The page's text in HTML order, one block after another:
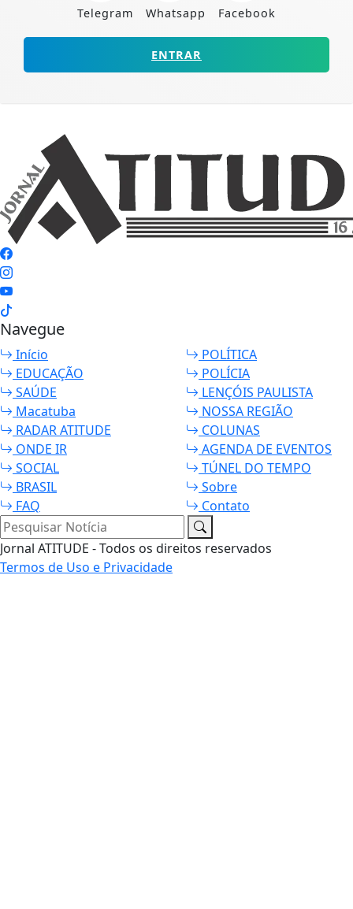
Telegram Whatsapp Facebook
ENTRAR
Navegue
Início
POLÍTICA
EDUCAÇÃO
POLÍCIA
SAÚDE
LENÇÓIS PAULISTA
Macatuba
NOSSA REGIÃO
RADAR ATITUDE
COLUNAS
ONDE IR
AGENDA DE EVENTOS
SOCIAL
TÚNEL DO TEMPO
BRASIL
Sobre
FAQ
Contato
Pesquisar Notícia
Jornal ATITUDE - Todos os direitos reservados
Termos de Uso e Privacidade